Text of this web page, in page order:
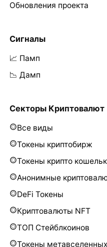
Обновления проекта
Сигналы
📈 Памп
📉 Дамп
Секторы Криптовалют
Все виды
Токены криптобирж
Токены крипто
Анонимные
DeFi Токены
Криптовалюты NFT
ТОП Стейблкоинов
Токены метавселенных